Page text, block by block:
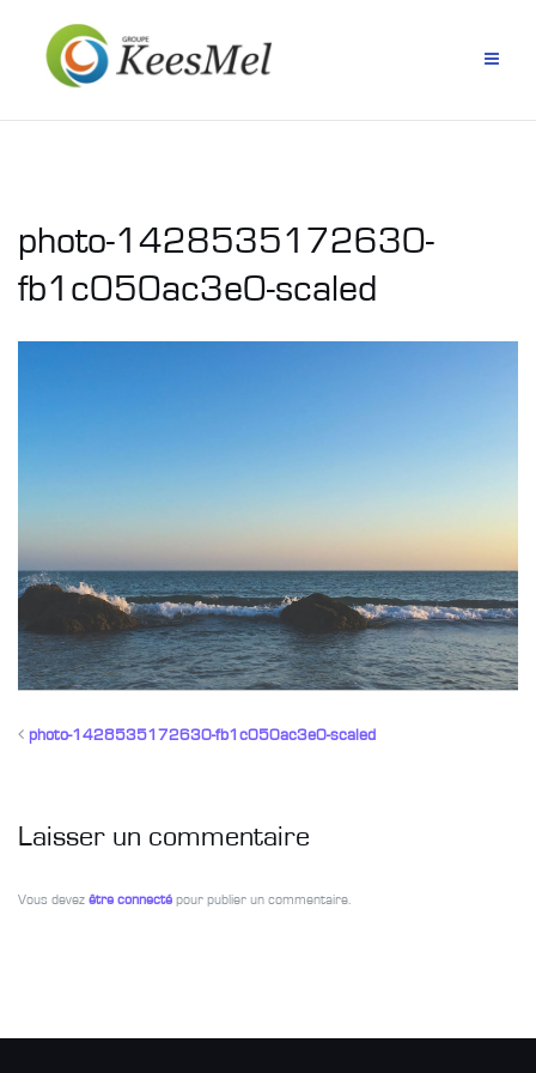
contenu
photo-1428535172630-
fb1c050ac3e0-scaled
photo-1428535172630-fb1c050ac3e0-scaled
Laisser un commentaire
Vous devez être connecté pour publier un commentaire.